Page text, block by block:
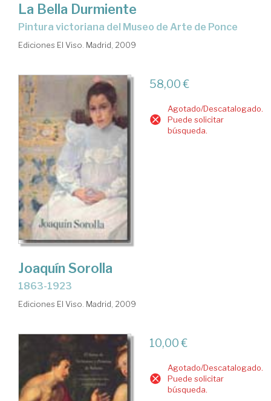
La Bella Durmiente
pintura victoriana del Museo de Arte de Ponce
Ediciones El Viso. Madrid, 2009
58,00 €
Agotado/Descatalogado.
Puede solicitar
búsqueda.
Joaquín Sorolla
1863-1923
Ediciones El Viso. Madrid, 2009
10,00 €
Agotado/Descatalogado.
Puede solicitar
búsqueda.